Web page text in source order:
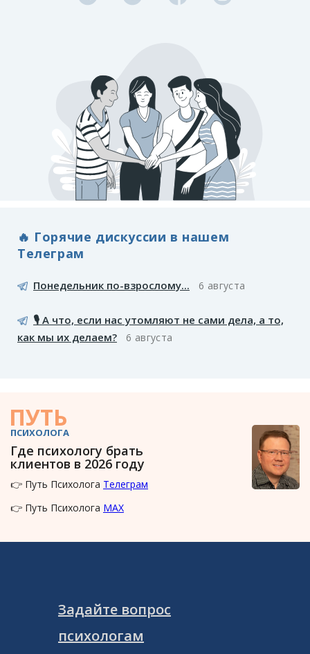
🔥 Горячие дискуссии в нашем
Телеграм
Понедельник по-взрослому... 6 августа
🎙️ А что, если нас утомляют не сами дела, а то,
как мы их делаем?
6 августа
ПУТЬ
ПСИХОЛОГА
Где психологу брать
клиентов в 2026 году
👉 Путь Психолога Телеграм
👉 Путь Психолога MAX
Задайте вопрос
психологам